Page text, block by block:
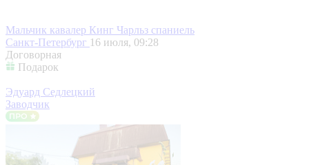
Мальчик кавалер Кинг Чарльз спаниель
Санкт-Петербург 16 июля, 09:28
Договорная
Подарок
Эдуард Седлецкий
Заводчик